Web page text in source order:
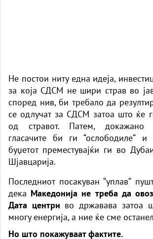
Не постои ниту една идеја,
за која СДСМ не шири страв во
според нив, би требало да
се одлучат за СДСМ затоа што ќе
од стравот. Патем, докажано
гласачите би ги “ослободиле“
буџетот преместувајќи ги во
Шјавцарија.
Последниот посакуван “уплав“
дека Македонија не треба да
Дата центри во државава затоа
многу енергија, а ние ќе сме
Но што покажуваат фактите.